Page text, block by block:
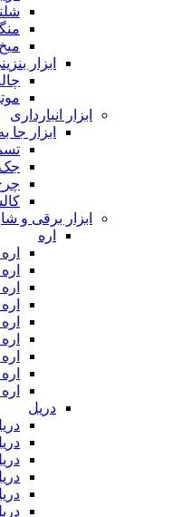
ابزار
ابزار انبارداری
ابزار جا
جک
ابزار برقی و
اره
دریل